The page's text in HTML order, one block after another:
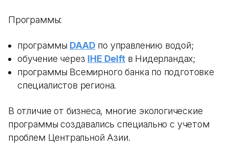
Программы:
программы DAAD по управлению водой;
обучение через IHE Delftв Нидерландах;
программы Всемирного банка по подготовке
специалистов региона.
В отличие от бизнеса, многие экологические
программы создавались специально с учетом
проблем Центральной Азии.